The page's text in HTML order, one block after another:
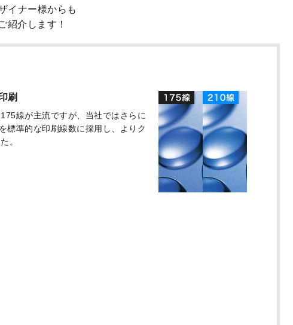
イナー様からも
紹介します！
刷
線が主流ですが、当社ではさらに
標準的な印刷線数に採用し、よりク
。